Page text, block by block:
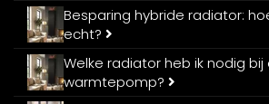
Besparing hybride radiator:
echt?
Welke radiator heb ik nodig bij
warmtepomp?